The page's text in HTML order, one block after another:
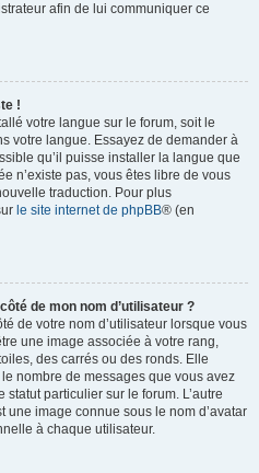
afin de lui communiquer ce
!
votre langue sur le forum, soit le
votre langue. Essayez de demander à
qu’il puisse installer la langue que
n’existe pas, vous êtes libre de vous
traduction. Pour plus
le site internet de phpBB® (en
de mon nom d’utilisateur ?
de votre nom d’utilisateur lorsque vous
une image associée à votre rang,
des carrés ou des ronds. Elle
nombre de messages que vous avez
particulier sur le forum. L’autre
image connue sous le nom d’avatar
à chaque utilisateur.